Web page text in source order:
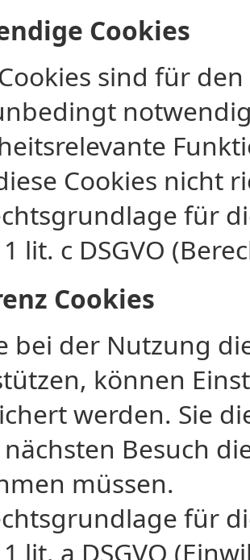
Cookies
sind für
Cookies nicht
für
lit. c DSGVO
Cookies
bei der Nutzung
können
werden. Sie
Besuch
müssen.
für
lit. a DSGVO